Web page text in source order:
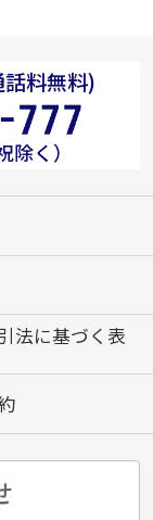
料無料)
く）
法に基づく表